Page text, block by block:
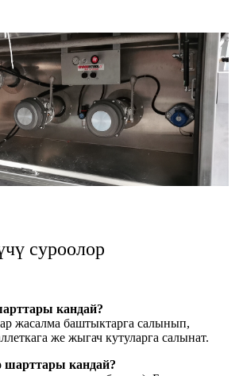
суроолор
кандай?
жасалма баштыктарга салынып,
же жыгач кутуларга салынат.
шарттары кандай?